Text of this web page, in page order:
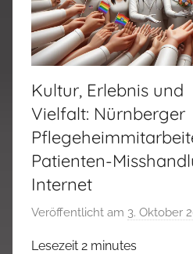
Kultur, Erlebnis und
Vielfalt: Nürnberger
Patienten-
Internet
Veröffentlicht am 3. Oktober
Lesezeit 2 minutes